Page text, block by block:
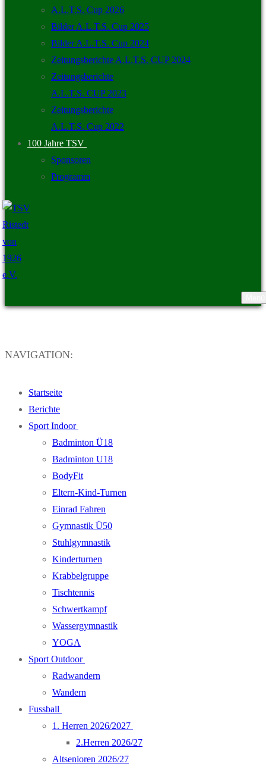
A.L.T.S. Cup 2026
Bilder A.L.T.S. Cup 2025
Bilder A.L.T.S. Cup 2024
Zeitungsberichte A.L.T.S. CUP 2024
Zeitungsberichte
A.L.T.S. CUP 2023
Zeitungsberichte
A.L.T.S. Cup 2022
100 Jahre TSV
Sponsoren
Programm
NAVIGATION:
Startseite
Berichte
Sport Indoor
Badminton Ü18
Badminton U18
BodyFit
Eltern-Kind-Turnen
Einrad Fahren
Gymnastik Ü50
Stuhlgymnastik
Kinderturnen
Krabbelgruppe
Tischtennis
Schwertkampf
Wassergymnastik
YOGA
Sport Outdoor
Radwandern
Wandern
Fussball
1. Herren 2026/2027
2.Herren 2026/27
Altsenioren 2026/27